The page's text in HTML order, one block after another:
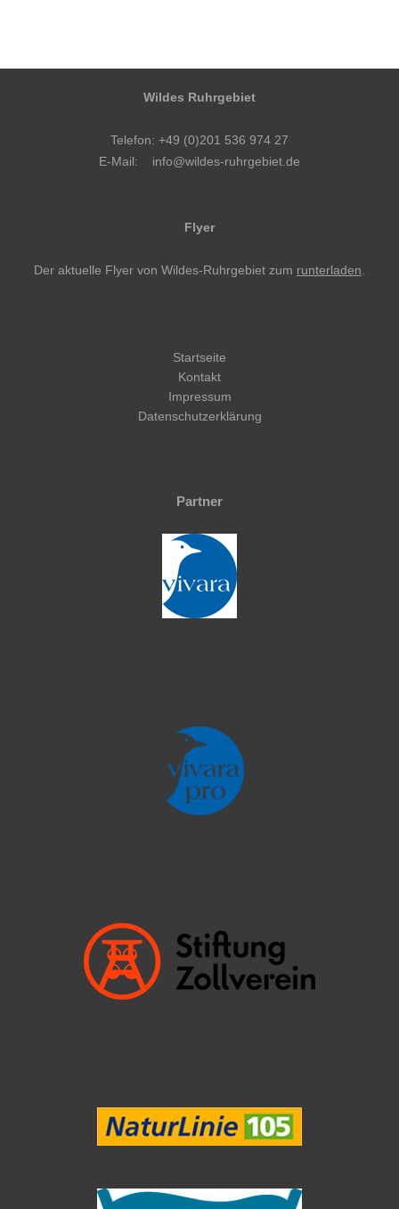
Wildes Ruhrgebiet
Telefon: +49 (0)201 536 974 27
E-Mail: info@wildes-ruhrgebiet.de
Flyer
Der aktuelle Flyer von Wildes-Ruhrgebiet zum runterladen
Startseite
Kontakt
Impressum
Datenschutzerklärung
Partner